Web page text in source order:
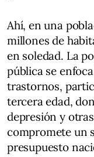
Ahí, en una
millones de
en soledad. La
pública se
trastornos,
tercera edad,
depresión y
compromete un
presupuesto